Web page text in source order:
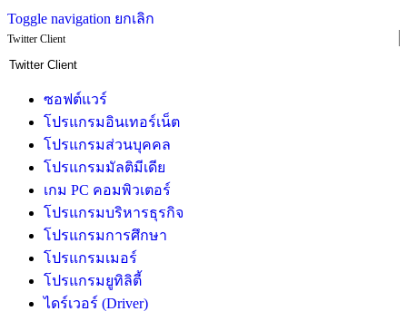
Toggle navigation ยกเลิก
Twitter Client
ซอฟต์แวร์
โปรแกรมอินเทอร์เน็ต
โปรแกรมส่วนบุคคล
โปรแกรมมัลติมีเดีย
เกม PC คอมพิวเตอร์
โปรแกรมบริหารธุรกิจ
โปรแกรมการศึกษา
โปรแกรมเมอร์
โปรแกรมยูทิลิตี้
ไดร์เวอร์ (Driver)